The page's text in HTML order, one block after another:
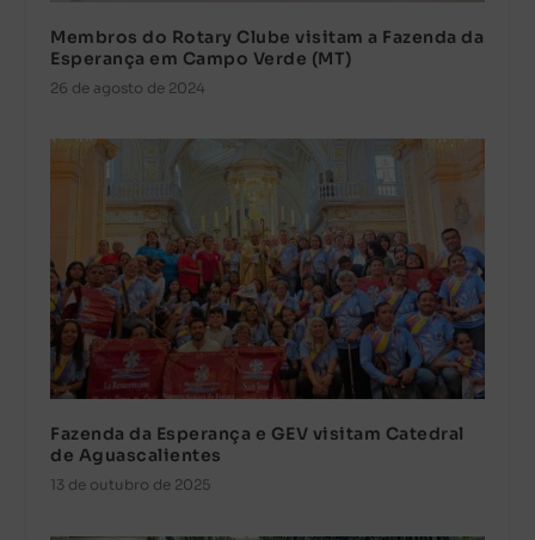
Membros do Rotary Clube visitam a Fazenda da
Esperança em Campo Verde (MT)
26 de agosto de 2024
Fazenda da Esperança e GEV visitam Catedral
de Aguascalientes
13 de outubro de 2025